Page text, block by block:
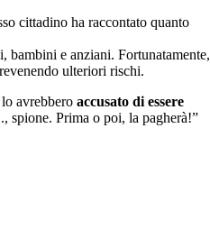
cittadino ha raccontato quanto
bambini e anziani. Fortunatamente,
ulteriori rischi.
avrebbero accusato di essere
spione. Prima o poi, la pagherà!”